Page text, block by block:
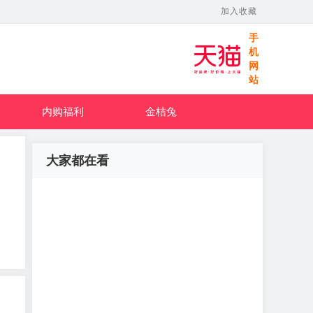
加入收藏
手
机
网
站
内购福利 金桔兔
大家都在看